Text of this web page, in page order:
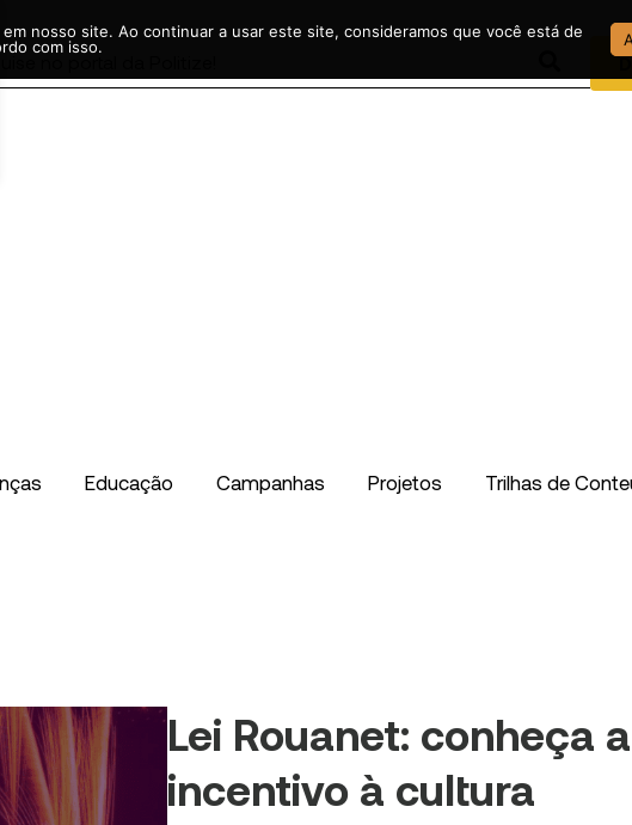
Educação Campanhas Projetos Trilhas de
Lei Rouanet: conheça
incentivo à cultura
nosso site. Ao continuar a usar este site, consideramos que você está de
com isso.